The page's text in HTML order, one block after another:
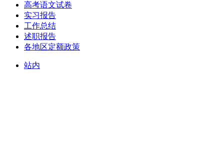
高考语文试卷
实习报告
工作总结
述职报告
各地区定额政策
站内